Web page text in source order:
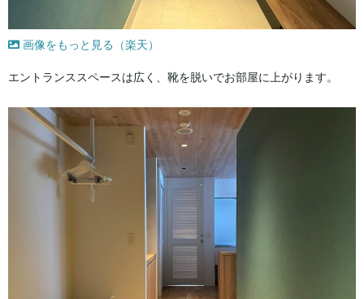
画像をもっと見る（楽天）
エントランススペースは広く、靴を脱いでお部屋に上がります。